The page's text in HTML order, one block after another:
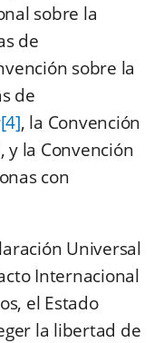
sobre la
de
sobre la
de
[4], la Convención
, y la Convención
con
Universal
Internacional
el Estado
la libertad de